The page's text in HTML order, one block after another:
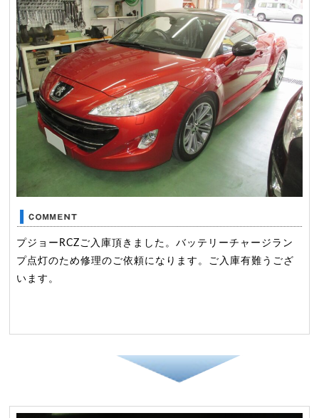
プジョーRCZご入庫頂きました。バッテリーチャージラン
プ点灯のため修理のご依頼になります。ご入庫有難うござ
います。